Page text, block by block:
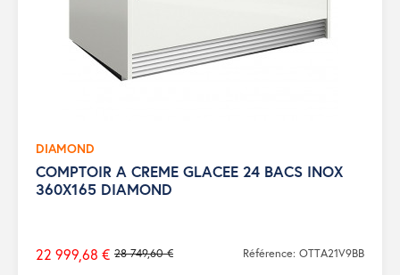
DIAMOND
COMPTOIR A CREME GLACEE 24 BACS INOX
360X165 DIAMOND
Prix
28 749,60 €
22 999,68 € Référence: OTTA21V9BB